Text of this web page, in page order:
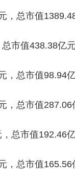
，总市值
市值438.38亿元
，总市值98.94
，总市值287.06
总市值192.46
，总市值165.56